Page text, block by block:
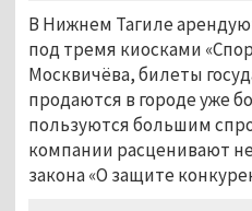
В Нижнем Тагиле
под тремя киосками
Москвичёва, билеты
продаются в городе уже
пользуются большим
компании расценивают
закона «О защите